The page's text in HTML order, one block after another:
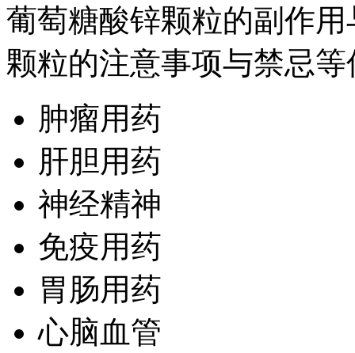
葡萄糖酸锌颗粒的副作
颗粒的注意事项与禁忌等
肿瘤用药
肝胆用药
神经精神
免疫用药
胃肠用药
心脑血管